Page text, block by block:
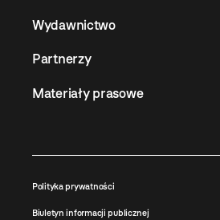
Wydawnictwo
Partnerzy
Materiały prasowe
Polityka prywatności
Biuletyn informacji publicznej